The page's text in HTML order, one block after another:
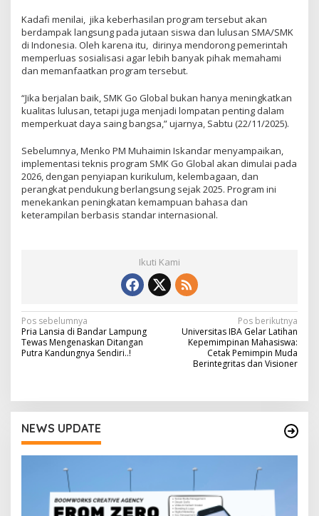
Kadafi menilai, jika keberhasilan program tersebut akan
berdampak langsung pada jutaan siswa dan lulusan SMA/SMK
di Indonesia. Oleh karena itu, dirinya mendorong pemerintah
memperluas sosialisasi agar lebih banyak pihak memahami
dan memanfaatkan program tersebut.
“Jika berjalan baik, SMK Go Global bukan hanya meningkatkan
kualitas lulusan, tetapi juga menjadi lompatan penting dalam
memperkuat daya saing bangsa,” ujarnya, Sabtu (22/11/2025).
Sebelumnya, Menko PM Muhaimin Iskandar menyampaikan,
implementasi teknis program SMK Go Global akan dimulai pada
2026, dengan penyiapan kurikulum, kelembagaan, dan
perangkat pendukung berlangsung sejak 2025. Program ini
menekankan peningkatan kemampuan bahasa dan
keterampilan berbasis standar internasional.
Ikuti Kami
N
a
g
a
s
Pos sebelumnya
Pria Lansia di Bandar Lampung
Tewas Mengenaskan Ditangan
Putra Kandungnya Sendiri..!
Pos berikutnya
Universitas IBA Gelar Latihan
Kepemimpinan Mahasiswa:
Cetak Pemimpin Muda
Berintegritas dan Visioner
NEWS UPDATE